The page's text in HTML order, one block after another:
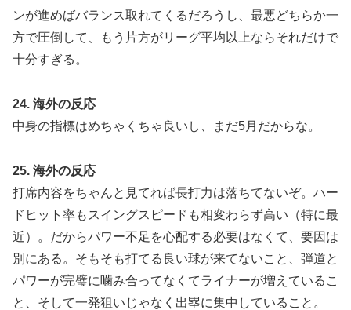
ンが進めばバランス取れてくるだろうし、最悪どちらか一
方で圧倒して、もう片方がリーグ平均以上ならそれだけで
十分すぎる。
24. 海外の反応
中身の指標はめちゃくちゃ良いし、まだ5月だからな。
25. 海外の反応
打席内容をちゃんと見てれば長打力は落ちてないぞ。ハー
ドヒット率もスイングスピードも相変わらず高い（特に最
近）。だからパワー不足を心配する必要はなくて、要因は
別にある。そもそも打てる良い球が来てないこと、弾道と
パワーが完璧に噛み合ってなくてライナーが増えているこ
と、そして一発狙いじゃなく出塁に集中していること。